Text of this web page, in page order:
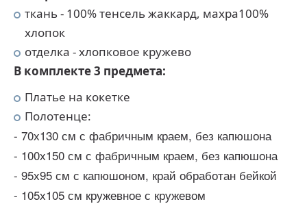
ткань - 100% тенсель жаккард, махра100%
хлопок
отделка - хлопковое кружево
В комплекте 3 предмета:
Платье на кокетке
Полотенце:
- 70х130 см с фабричным краем, без капюшона
- 100х150 см с фабричным краем, без капюшона
- 95х95 см с капюшоном, край обработан бейкой
- 105х105 см кружевное с кружевом